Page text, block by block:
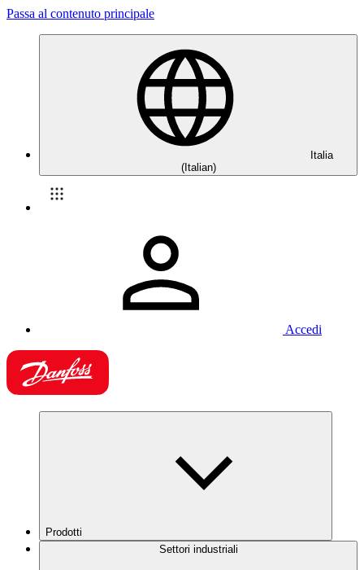
Passa al contenuto principale
Italia
(Italian)
Accedi
Prodotti
Settori industriali